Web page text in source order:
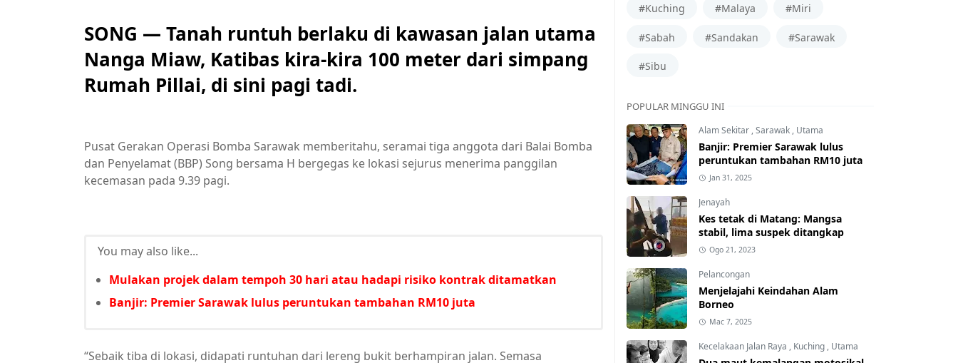
SONG — Tanah runtuh berlaku di kawasan jalan utama
Nanga Miaw, Katibas kira-kira 100 meter dari simpang
Rumah Pillai, di sini pagi tadi.
Pusat Gerakan Operasi Bomba Sarawak memberitahu, seramai tiga anggota dari Balai Bomba
dan Penyelamat (BBP) Song bersama H bergegas ke lokasi sejurus menerima panggilan
kecemasan pada 9.39 pagi.
You may also like...
Mulakan projek dalam tempoh 30 hari atau hadapi risiko kontrak ditamatkan
Banjir: Premier Sarawak lulus peruntukan tambahan RM10 juta
“Sebaik tiba di lokasi, didapati runtuhan dari lereng bukit berhampiran jalan. Semasa
#Kuching #Malaya #Miri
#Sabah #Sandakan #Sarawak
#Sibu
POPULAR MINGGU INI
Alam Sekitar ,Sarawak , Utama
Banjir: Premier Sarawak lulus
peruntukan tambahan RM10 juta
Jan 31, 2025
Jenayah
Kes tetak di Matang: Mangsa
stabil, lima suspek ditangkap
Ogo 21, 2023
Pelancongan
Menjelajahi Keindahan Alam
Borneo
Mac 7, 2025
Kecelakaan Jalan Raya , Kuching , Utama